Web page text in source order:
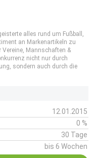
alles rund um Fußball,
an Markenartikeln zu
Mannschaften &
nicht nur durch
sondern auch durch die
12.01.2015
0 %
30 Tage
bis 6 Wochen